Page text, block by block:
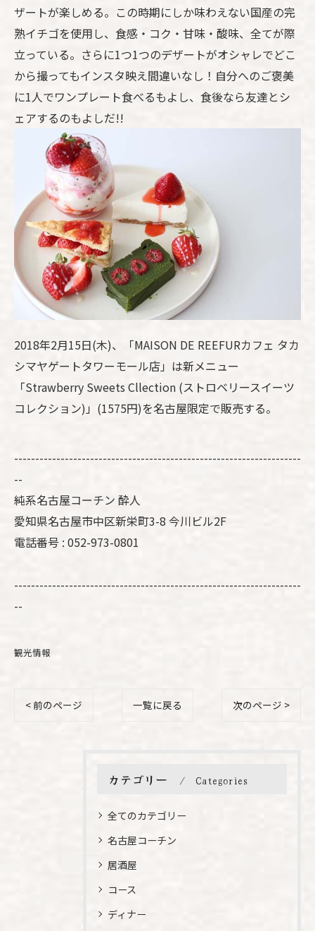
ザートが楽しめる。この時期にしか味わえない国産の完
熟イチゴを使用し、食感・コク・甘味・酸味、全てが際
立っている。さらに1つ1つのデザートがオシャレでどこ
から撮ってもインスタ映え間違いなし！自分へのご褒美
に1人でワンプレート食べるもよし、食後なら友達とシ
ェアするのもよしだ!!
2018年2月15日(木)、「MAISON DE REEFURカフェ タカ
シマヤゲートタワーモール店」は新メニュー
「Strawberry Sweets Cllection (ストロベリースイーツ
コレクション)」(1575円)を名古屋限定で販売する。
--------------------------------------------------------------------
--
純系名古屋コーチン 酔人
愛知県名古屋市中区新栄町3-8 今川ビル2F
電話番号 : 052-973-0801
--------------------------------------------------------------------
--
観光情報
< 前のページ 一覧に戻る 次のページ >
カテゴリー Categories
全てのカテゴリー
名古屋コーチン
居酒屋
コース
ディナー